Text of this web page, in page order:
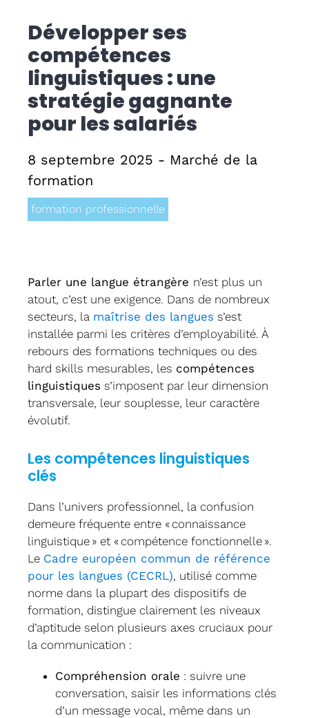
Développer ses
compétences
linguistiques : une
stratégie gagnante
pour les salariés
8 septembre 2025 - Marché de la
formation
formation professionnelle
Parler une langue étrangère n’est plus un
atout, c’est une exigence. Dans de nombreux
secteurs, la maîtrise des langues s’est
installée parmi les critères d’employabilité. À
rebours des formations techniques ou des
hard skills mesurables, les compétences
linguistiques s’imposent par leur dimension
transversale, leur souplesse, leur caractère
évolutif.
Les compétences linguistiques
clés
Dans l’univers professionnel, la confusion
demeure fréquente entre « connaissance
linguistique » et « compétence fonctionnelle ».
Le Cadre européen commun de référence
pour les langues (CECRL), utilisé comme
norme dans la plupart des dispositifs de
formation, distingue clairement les niveaux
d’aptitude selon plusieurs axes cruciaux pour
la communication :
Compréhension orale : suivre une
conversation, saisir les informations clés
d’un message vocal, même dans un